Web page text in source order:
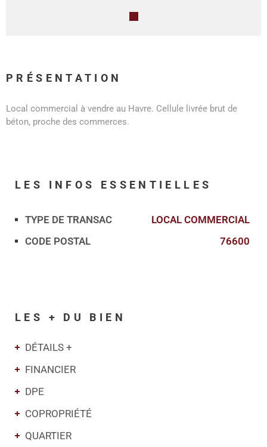
PRÉSENTATION
Local commercial à vendre au Havre. Cellule livrée brut de
béton, proche des commerces.
LES INFOS ESSENTIELLES
Caractérisque Valeurs
TYPE DE TRANSAC
LOCAL COMMERCIAL
CODE POSTAL
76600
LES + DU BIEN
DÉTAILS +
FINANCIER
DPE
COPROPRIÉTÉ
QUARTIER